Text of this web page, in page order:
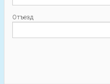
Отъезд